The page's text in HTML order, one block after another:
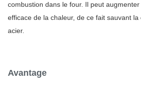
combustion dans le four. Il peut
efficace de la chaleur, de ce fait sauvant la
acier.
Avantage